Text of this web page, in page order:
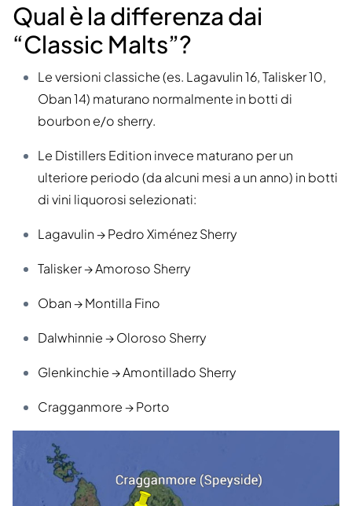
Qual è la differenza dai
“Classic Malts”?
Le versioni classiche (es. Lagavulin 16, Talisker 10,
Oban 14) maturano normalmente in botti di
bourbon e/o sherry.
Le Distillers Edition invece maturano per un
ulteriore periodo (da alcuni mesi a un anno) in botti
di vini liquorosi selezionati:
Lagavulin → Pedro Ximénez Sherry
Talisker → Amoroso Sherry
Oban → Montilla Fino
Dalwhinnie → Oloroso Sherry
Glenkinchie → Amontillado Sherry
Cragganmore → Porto